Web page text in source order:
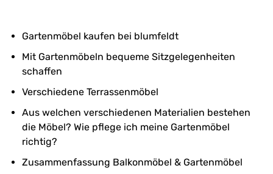
Gartenmöbel kaufen bei blumfeldt
Mit Gartenmöbeln bequeme Sitzgelegenheiten
schaffen
Verschiedene Terrassenmöbel
Aus welchen verschiedenen Materialien bestehen
die Möbel? Wie pflege ich meine Gartenmöbel
richtig?
Zusammenfassung Balkonmöbel & Gartenmöbel